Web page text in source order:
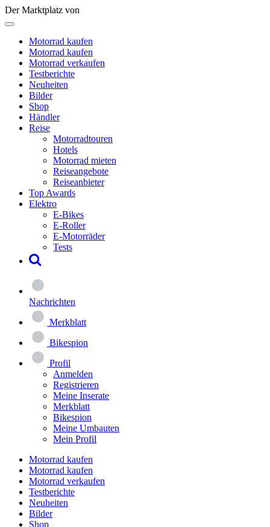
Der Marktplatz von
Motorrad kaufen
Motorrad kaufen
Motorrad verkaufen
Testberichte
Neuheiten
Bilder
Shop
Händler
Reise
Motorradtouren
Hotels
Motorrad mieten
Reiseangebote
Reiseanbieter
Top Awards
Elektro
E-Bikes
E-Roller
E-Motorräder
Tests
Nachrichten
Merkblatt
Bikespion
Profil
Anmelden
Registrieren
Meine Inserate
Merkblatt
Bikespion
Meine Umbauten
Mein Profil
Motorrad kaufen
Motorrad kaufen
Motorrad verkaufen
Testberichte
Neuheiten
Bilder
Shop